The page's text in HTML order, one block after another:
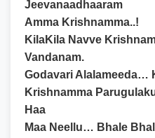
Jeevanaadhaaram
Amma Krishnamma..!
KilaKila Navve
Vandanam.
Godavari Alalameeda…
Krishnamma
Haa
Maa Neellu… Bhale